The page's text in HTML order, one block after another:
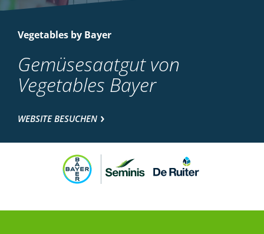
Vegetables by Bayer
Gemüsesaatgut von
Vegetables Bayer
WEBSITE BESUCHEN